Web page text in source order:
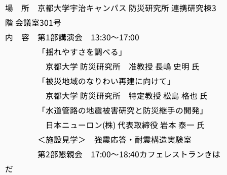
場 所 京都大学宇治キャンパス 防災研究所 連携研究棟3
階 会議室301号
内 容 第1部講演会 13:30～17:00
「揺れやすさを調べる」
京都大学 防災研究所 准教授 長嶋 史明 氏
「被災地域のなりわい再建に向けて」
京都大学 防災研究所 特定教授 松島 格也 氏
「水道管路の地震被害研究と防災継手の開発」
日本ニューロン(株) 代表取締役 岩本 泰一 氏
＜施設見学＞ 強震応答・耐震構造実験室
第2部懇親会 17:00～18:40カフェレストランきは
だ